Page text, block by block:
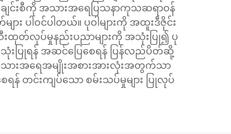
ျင်းစီကို အသားအရေပြသနာကုသဆရာဝန်
ား ပါဝင်ပါတယ်။ ပုဝါများကို အထူးဒီဇိုင်း
းထုတ်လုပ်မှုနည်းပညာများကို အသုံးပြု၍ ပု
သုံးပြုရန် အဆင်ပြေစေရန် ပြန်လည်ပိတ်ဆို့
အသားအရေအမျိုးအစားအားလုံးအတွက်သာ
င်းကျပ်သော စမ်းသပ်မှုများ ပြုလုပ်